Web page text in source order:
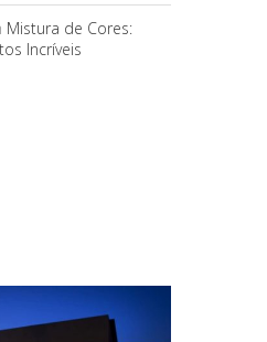
Mistura de Cores:
Incríveis